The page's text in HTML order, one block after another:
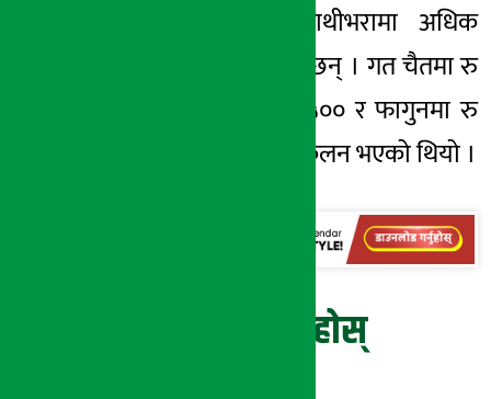
चैत र वैशाखमा पाथीभरामा अधिक
भक्तजन आउने गरेका छन् । गत चैतमा रु
५८ लाख ५७ हजार ५०० र फागुनमा रु
३१ लाख १० हजार संकलन भएको थियो ।
प्रतिक्रिया दिनुहोस्